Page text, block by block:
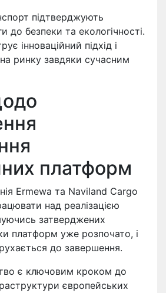
підтверджують
до безпеки та екологічності.
інноваційний підхід і
ринку завдяки сучасним
платформ
Ermewa та Naviland Cargo
над реалізацією
затверджених
платформ уже розпочато, і
до завершення.
є ключовим кроком до
європейських